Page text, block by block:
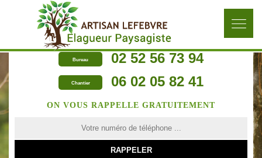
Bureau 02 52 56 73 94
Chantier 06 02 05 82 41
ON VOUS RAPPELLE GRATUITEMENT